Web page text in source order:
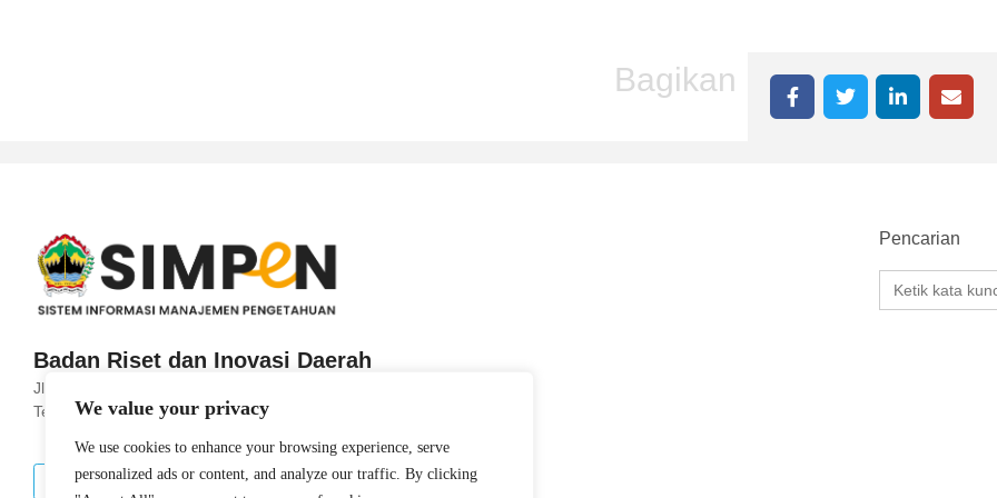
We value your privacy
We use cookies to enhance your browsing experience, serve
personalized ads or content, and analyze our traffic. By clicking
Bagikan
Badan Riset dan Inovasi Daerah
Jl. Imam Bonjol No.190, Sekayu, Kec. Semarang
Tengah, Kota Semarang, Jawa Tengah 50131
Pencarian
Search
for: